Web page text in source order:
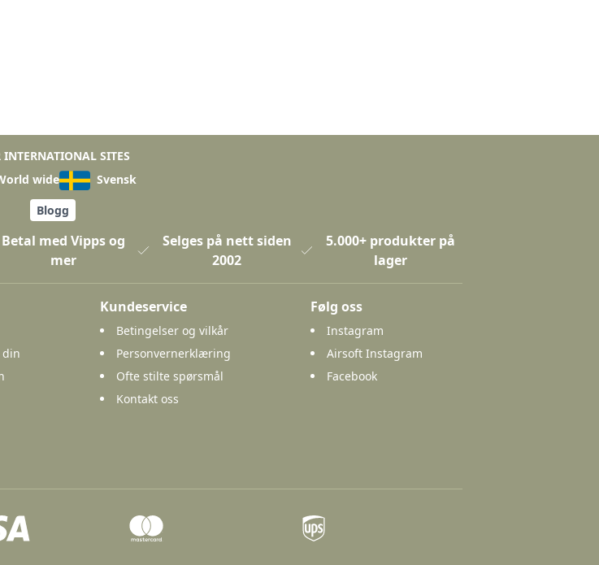
INTERNATIONAL SITES
wide
Svensk
Blogg
Betal med Vipps og
mer
Selges på nett siden
2002
5.000+ produkter på
lager
Kundeservice
Betingelser og vilkår
Personvernerklæring
Ofte stilte spørsmål
Kontakt oss
Følg oss
Instagram
Airsoft Instagram
Facebook